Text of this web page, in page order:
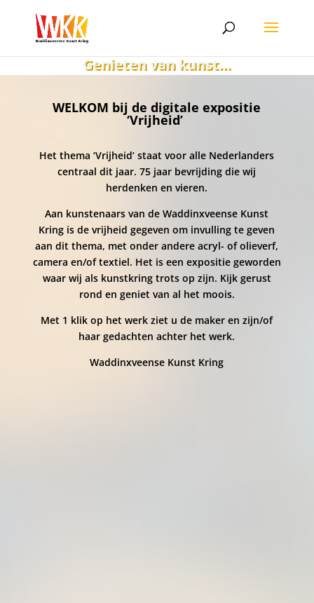
Genieten van kunst…
WELKOM bij de digitale expositie
‘Vrijheid’
Het thema ‘Vrijheid’ staat voor alle Nederlanders
centraal dit jaar. 75 jaar bevrijding die wij
herdenken en vieren.
Aan kunstenaars van de Waddinxveense Kunst
Kring is de vrijheid gegeven om invulling te geven
aan dit thema, met onder andere acryl- of olieverf,
camera en/of textiel. Het is een expositie geworden
waar wij als kunstkring trots op zijn. Kijk gerust
rond en geniet van al het moois.
Met 1 klik op het werk ziet u de maker en zijn/of
haar gedachten achter het werk.
Waddinxveense Kunst Kring